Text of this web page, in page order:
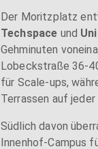
Der Moritzplatz
Techspace und
Gehminuten
Lobeckstraße 36-
für Scale-ups,
Terrassen auf
Südlich davon
Innenhof-Campus